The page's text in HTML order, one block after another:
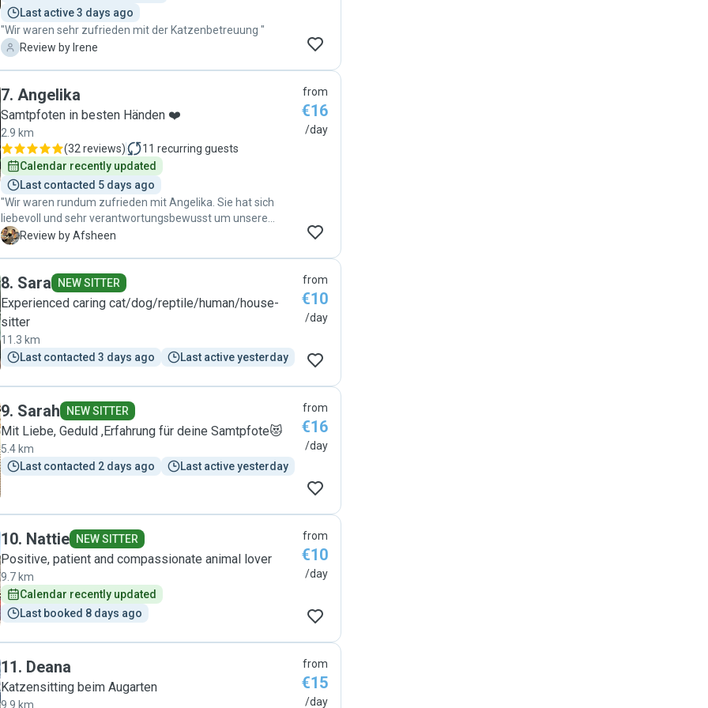
Last active 3 days ago
"Wir waren sehr zufrieden mit der Katzenbetreuung "
I
Review by Irene
7. Angelika
Samtpfoten in besten Händen ❤️
2.9 km
(32 reviews) 11 recurring guests
Calendar recently updated
Last contacted 5 days ago
"Wir waren rundum zufrieden mit Angelika. Sie hat sich
liebevoll und sehr verantwortungsbewusst um unsere
beiden Katzen gekümmert. Man merkt sofort, dass sie
streicheln lassen! 😊 Wenn wir wieder verreisen, werden wir
Angelika auf jeden Fall erneut kontaktieren. Absolute
Empfehlung! –Afsheen & Sepideh "
A Review by Afsheen
from
€16
/day
8. Sara NEW SITTER
Experienced caring cat/dog/reptile/human/house-
sitter
11.3 km
Last contacted 3 days ago
Last active yesterday
from
€10
/day
9. Sarah NEW SITTER
Mit Liebe, Geduld ,Erfahrung für deine Samtpfote😻
5.4 km
Last contacted 2 days ago
Last active yesterday
from
€16
/day
10. Nattie NEW SITTER
Positive, patient and compassionate animal lover
9.7 km
Calendar recently updated
Last booked 8 days ago
from
€10
/day
11. Deana
Katzensitting beim Augarten
9.9 km
from
€15
/day